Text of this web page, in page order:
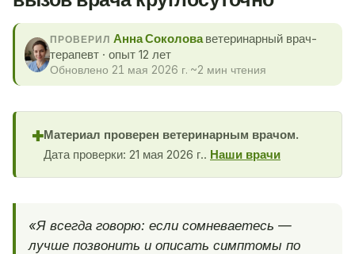
ПРОВЕРИЛ Анна Соколоваветеринарный врач-
терапевт · опыт 12 лет
Обновлено 21 мая 2026 г. ~2 мин чтения
✚Материал проверен ветеринарным врачом.
Дата проверки: 21 мая 2026 г.. Наши врачи
«Я всегда говорю: если сомневаетесь —
лучше позвонить и описать симптомы по